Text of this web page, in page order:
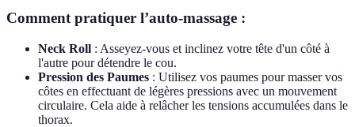
Comment pratiquer l’auto-massage :
Neck Roll : Asseyez-vous et inclinez votre tête d'un côté à
l'autre pour détendre le cou.
Pression des Paumes : Utilisez vos paumes pour masser vos
côtes en effectuant de légères pressions avec un mouvement
circulaire. Cela aide à relâcher les tensions accumulées dans le
thorax.